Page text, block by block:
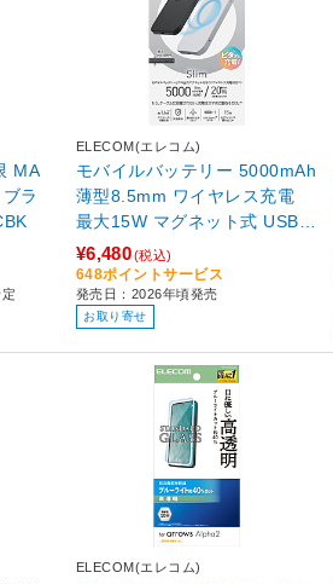
MA
ELECOM(エレコム)
モバイルバッテリー 5000mAh
薄型8.5mm ワイヤレス充電
最大15W マグネット式 USB-
Cポート×1 Qi2準拠 機内持ち
込み可 PSE適合 USB-Cケーブ
ル付き MagSafe対応 iPhone/
Android対応 ブラック DE-C9
5-5000BK
¥6,480(税込)
648ポイントサービス
発売日：2026年頃発売
お取り寄せ
ELECOM(エレコム)